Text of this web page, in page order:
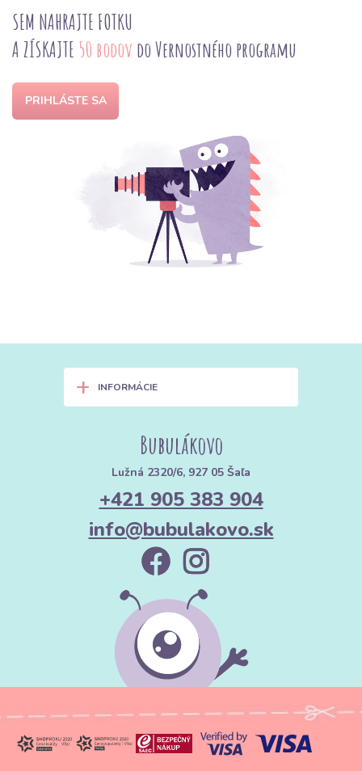
SEM NAHRAJTE FOTKU
A ZÍSKAJTE 50 bodov do Vernostného programu
PRIHLÁSTE SA
+ INFORMÁCIE
Bubulákovo
Lužná 2320/6, 927 05 Šaľa
+421 905 383 904
info@bubulakovo.sk